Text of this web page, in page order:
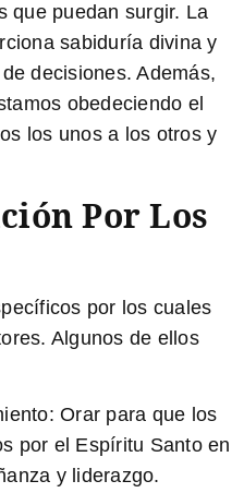
que puedan surgir. La
sabiduría divina y
decisiones. Además,
obedeciendo el
los unos a los otros y
Por Los
por los cuales
Algunos de ellos
Orar para que los
por el Espíritu Santo en
y liderazgo.